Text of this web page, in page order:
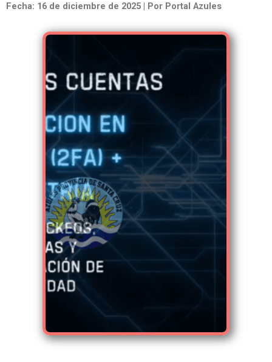
Fecha: 16 de diciembre de 2025 | Por Portal Azules